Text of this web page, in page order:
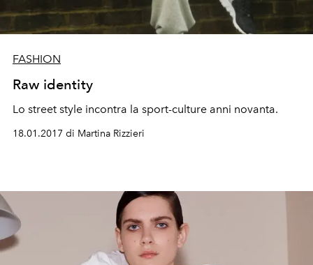
FASHION
Raw identity
Lo street style incontra la sport-culture anni novanta.
18.01.2017 di Martina Rizzieri